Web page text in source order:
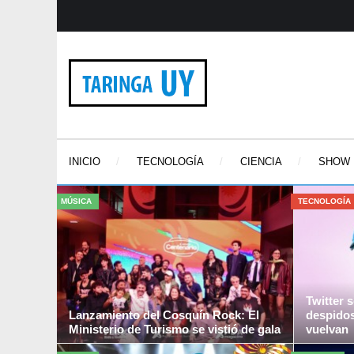
INICIO TECNOLOGÍA CIENCIA SHOW
MÚSICA
Lanzamiento del Cosquín Rock: El
Ministerio de Turismo se vistió de gala
En un horario que no es el acostumbrado y
TECNOLOGÍA
Twitter
vuelvan
El caos